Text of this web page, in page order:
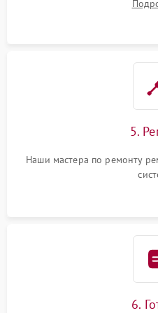
5.
Наши мастера по ремонту
6.